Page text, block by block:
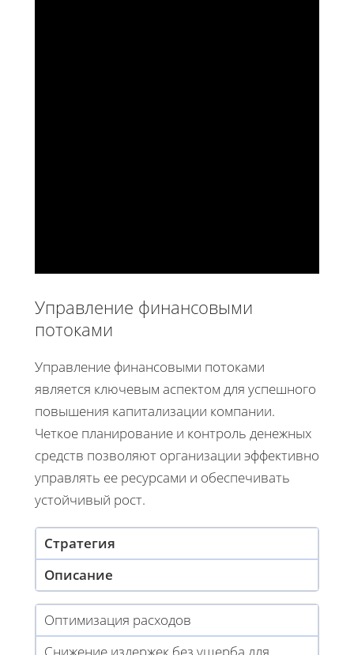
Управление финансовыми
потоками
Управление финансовыми потоками
является ключевым аспектом для успешного
повышения капитализации компании.
Четкое планирование и контроль денежных
средств позволяют организации эффективно
управлять ее ресурсами и обеспечивать
устойчивый рост.
Стратегия
Описание
Оптимизация расходов
Снижение издержек без ущерба для